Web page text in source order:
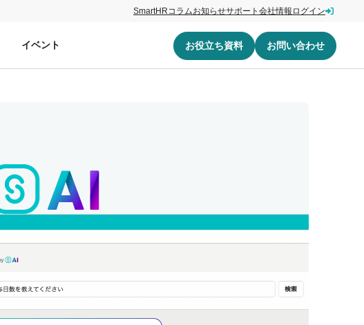
SmartHRコラムお知らせサポート 会社情報 ログイン
イベント お役立ち資料 お問い合わせ